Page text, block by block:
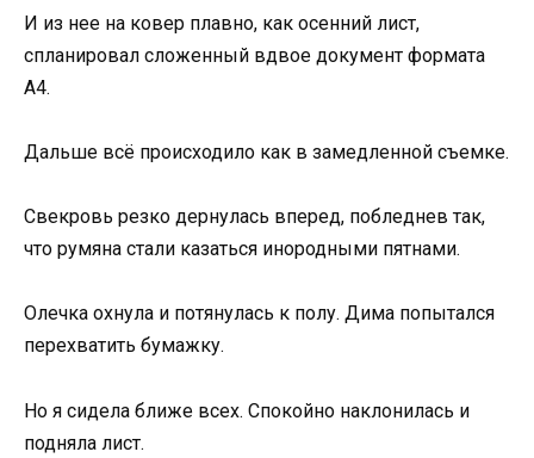
И из нее на ковер плавно, как осенний лист,
спланировал сложенный вдвое документ формата
А4.
Дальше всё происходило как в замедленной съемке.
Свекровь резко дернулась вперед, побледнев так,
что румяна стали казаться инородными пятнами.
Олечка охнула и потянулась к полу. Дима попытался
перехватить бумажку.
Но я сидела ближе всех. Спокойно наклонилась и
подняла лист.